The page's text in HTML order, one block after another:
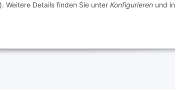
Weitere Details finden Sie unter Konfigurieren und in